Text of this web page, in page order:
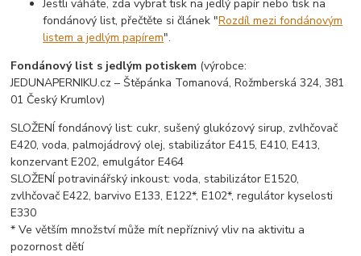
Jestli váháte, zda vybrat tisk na jedlý papír nebo tisk na
fondánový list, přečtěte si článek "Rozdíl mezi fondánovým
listem a jedlým papírem".
Fondánový list s jedlým potiskem (výrobce:
JEDUNAPERNIKU.cz – Štěpánka Tomanová, Rožmberská 324, 381
01 Český Krumlov)
SLOŽENÍ fondánový list: cukr, sušený glukózový sirup, zvlhčovač
E420, voda, palmojádrový olej, stabilizátor E415, E410, E413,
konzervant E202, emulgátor E464
SLOŽENÍ potravinářský inkoust: voda, stabilizátor E1520,
zvlhčovač E422, barvivo E133, E122*, E102*, regulátor kyselosti
E330
* Ve větším množství může mít nepříznivý vliv na aktivitu a
pozornost dětí